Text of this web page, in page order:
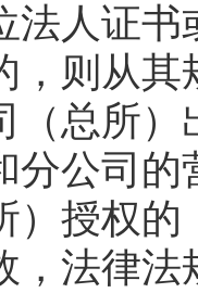
法人证
，则从
（总所
分公司
）授权
，法律